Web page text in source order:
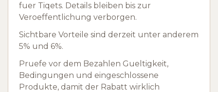
fuer Tiqets. Details bleiben bis zur
Veroeffentlichung verborgen.
Sichtbare Vorteile sind derzeit unter anderem
5% und 6%.
Pruefe vor dem Bezahlen Gueltigkeit,
Bedingungen und eingeschlossene
Produkte, damit der Rabatt wirklich